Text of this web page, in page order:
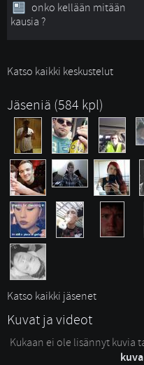
onko kellään mitään
kausia ?
Katso kaikki keskustelut
Jäseniä (584 kpl)
Katso kaikki jäsenet
Kuvat ja videot
Kukaan ei ole lisännyt kuvia